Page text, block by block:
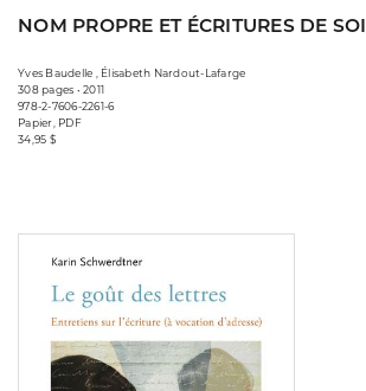
NOM PROPRE ET ÉCRITURES DE SOI
Yves Baudelle , Élisabeth Nardout-Lafarge
308 pages • 2011
978-2-7606-2261-6
Papier, PDF
34,95 $